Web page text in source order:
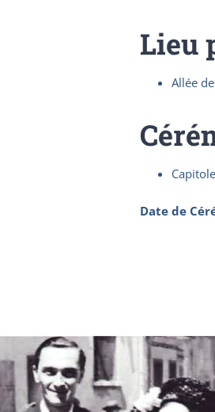
Lieu
Allée
Date de